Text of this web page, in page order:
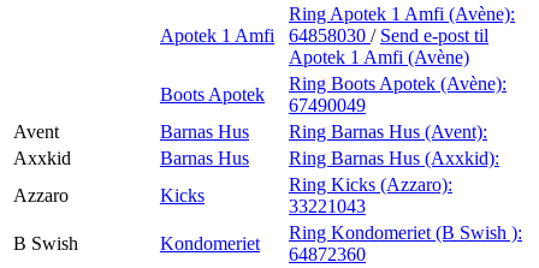
Apotek 1 Amfi
Ring Apotek 1 Amfi (Avène):
64858030 / Send e-post til
Apotek 1 Amfi (Avène)
Boots Apotek
Ring Boots Apotek (Avène):
67490049
Avent
Barnas Hus
Ring Barnas Hus (Avent):
Axxkid
Barnas Hus
Ring Barnas Hus (Axxkid):
Azzaro
Kicks
Ring Kicks (Azzaro):
33221043
B Swish
Kondomeriet
Ring Kondomeriet (B Swish ):
64872360